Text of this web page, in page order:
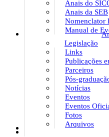
Anais do
Anais da SEB
Nomenclator
Manual de
Legislação
Links
Publicações
Parceiros
Pós-
Notícias
Eventos
Eventos
Fotos
Arquivos